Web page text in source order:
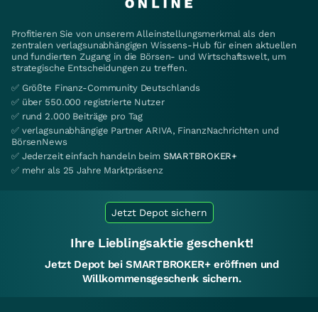
Profitieren Sie von unserem Alleinstellungsmerkmal als den
zentralen verlagsunabhängigen Wissens-Hub für einen aktuellen
und fundierten Zugang in die Börsen- und Wirtschaftswelt, um
strategische Entscheidungen zu treffen.
✅ Größte Finanz-Community Deutschlands
✅ über 550.000 registrierte Nutzer
✅ rund 2.000 Beiträge pro Tag
✅ verlagsunabhängige Partner ARIVA, FinanzNachrichten und
BörsenNews
✅ Jederzeit einfach handeln beim SMARTBROKER+
✅ mehr als 25 Jahre Marktpräsenz
Jetzt Depot sichern
Ihre Lieblingsaktie geschenkt!
Jetzt Depot bei SMARTBROKER+ eröffnen und
Willkommensgeschenk sichern.